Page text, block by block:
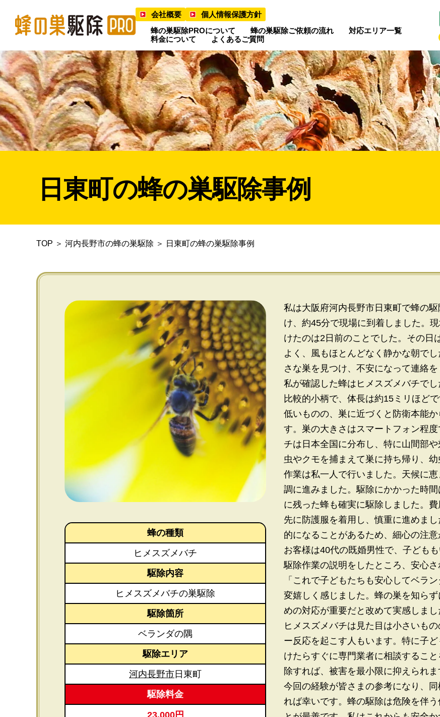
会社概要
個人情報保護方針
蜂の巣駆除PROについて
蜂の巣駆除ご依頼の流れ
対応エリア一覧
料金について
よくあるご質問
日東町の蜂の巣駆除事例
TOP ＞ 河内長野市の蜂の巣駆除 ＞ 日東町の蜂の巣駆除事例
蜂の種類
ヒメスズメバチ
駆除内容
ヒメスズメバチの巣駆除
駆除箇所
ベランダの隅
駆除エリア
河内長野市 日東町
駆除料金
私は大阪府河内長野市日東町で蜂の
け、約45分で現場に到着しました。
けたのは2日前のことでした。その日
よく、風もほとんどなく静かな朝で
さな巣を見つけ、不安になって連絡を
私が確認した蜂はヒメスズメバチで
比較的小柄で、体長は約15ミリほど
低いものの、巣に近づくと防衛本能
す。巣の大きさはスマートフォン程
チは日本全国に分布し、特に山間部
虫やクモを捕まえて巣に持ち帰り、
作業は私一人で行いました。天候に
調に進みました。駆除にかかった時
に残った蜂も確実に駆除しました。
先に防護服を着用し、慎重に進めま
的になることがあるため、細心の注意
お客様は40代の既婚男性で、子ども
駆除作業の説明をしたところ、安心
「これで子どもたちも安心してベラ
変嬉しく感じました。蜂の巣を知ら
めの対応が重要だと改めて実感しまし
ヒメスズメバチは見た目は小さいも
ー反応を起こす人もいます。特に子
けたらすぐに専門業者に相談するこ
除すれば、被害を最小限に抑えられま
今回の経験が皆さまの参考になり、
れば幸いです。蜂の駆除は危険を伴